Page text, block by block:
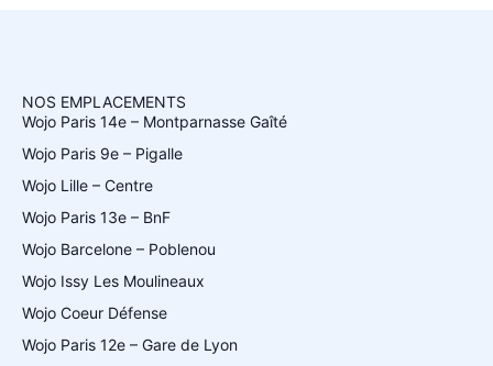
NOS EMPLACEMENTS
Wojo Paris 14e – Montparnasse Gaîté
Wojo Paris 9e – Pigalle
Wojo Lille – Centre
Wojo Paris 13e – BnF
Wojo Barcelone – Poblenou
Wojo Issy Les Moulineaux
Wojo Coeur Défense
Wojo Paris 12e – Gare de Lyon